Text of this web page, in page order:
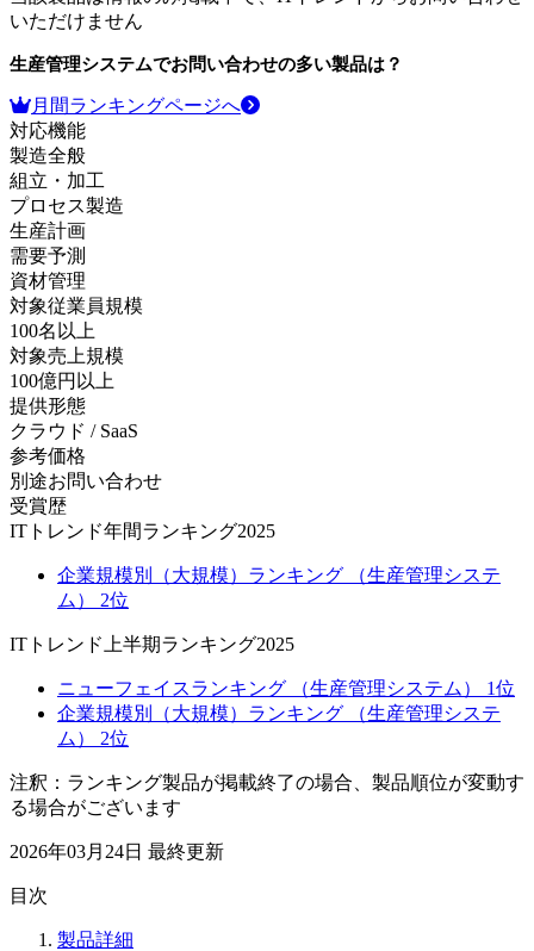
いただけません
生産管理システムでお問い合わせの多い製品は？
月間ランキングページへ
対応機能
製造全般
組立・加工
プロセス製造
生産計画
需要予測
資材管理
対象従業員規模
100名以上
対象売上規模
100億円以上
提供形態
クラウド / SaaS
参考価格
別途お問い合わせ
受賞歴
ITトレンド年間ランキング2025
企業規模別（大規模）ランキング （生産管理システ
ム） 2位
ITトレンド上半期ランキング2025
ニューフェイスランキング （生産管理システム） 1位
企業規模別（大規模）ランキング （生産管理システ
ム） 2位
注釈：ランキング製品が掲載終了の場合、製品順位が変動す
る場合がございます
2026年03月24日 最終更新
目次
製品詳細